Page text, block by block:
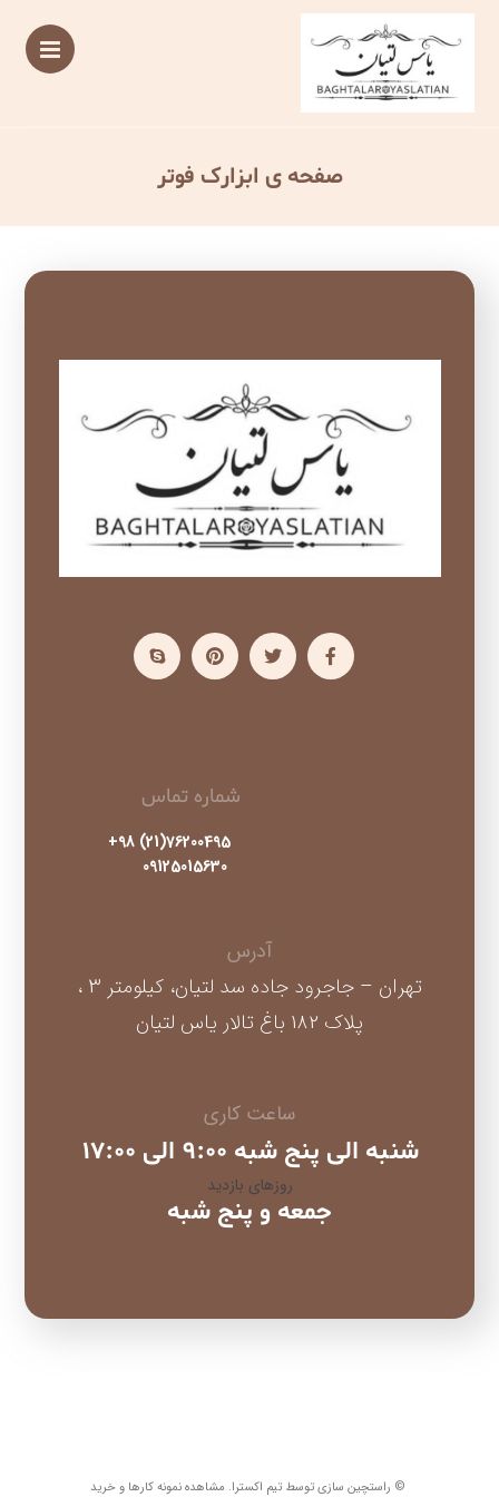
صفحه ی ابزارک فوتر
شماره تماس
آدرس
تهران – جاجرود جاده سد لتیان، کیلومتر 3 ،
پلاک 182 باغ تالار یاس لتیان
ساعت کاری
شنبه الی پنج شبه 9:00 الی 17:00
روزهای بازدید
جمعه و پنج شبه
© راستچین سازی توسط تیم اکسترا. مشاهده نمونه کارها و خرید